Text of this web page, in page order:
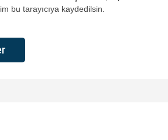
bu tarayıcıya kaydedilsin.